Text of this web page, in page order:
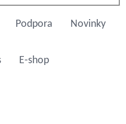
Podpora Novinky
E-shop